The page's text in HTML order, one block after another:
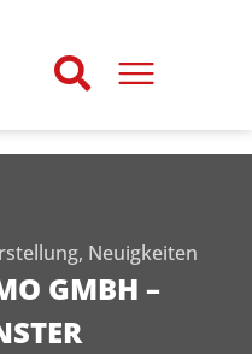
, Neuigkeiten
GMBH –